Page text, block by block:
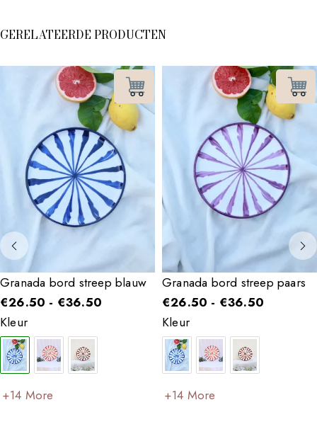
GERELATEERDE PRODUCTEN
Granada bord streep blauw
€26.50 - €36.50
Kleur
+14 More
Granada bord streep paars
€26.50 - €36.50
Kleur
+14 More